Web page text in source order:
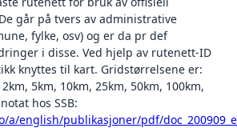
går på tvers av administrative
fylke, osv) og er da pr def
i disse. Ved hjelp av rutenett-ID
knyttes til kart. Gridstørrelsene er:
5km, 10km, 25km, 50km, 100km,
hos SSB:
a/english/publikasjoner/pdf/